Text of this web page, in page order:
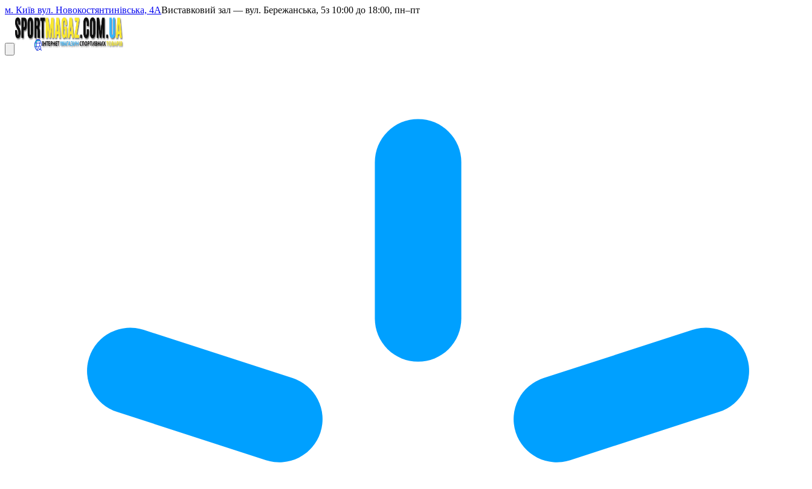
м. Київ вул. Новокостянтинівська, 4АВиставковий зал — вул. Бережанська, 5з 10:00 до 18:00, пн–пт